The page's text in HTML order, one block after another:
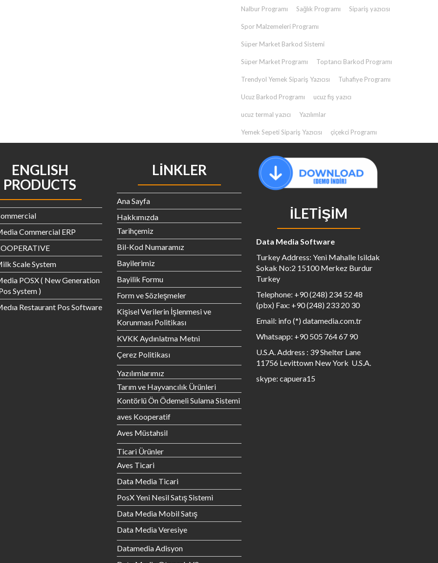
Nalbur Programı Sağlık Programı Sipariş yazıcısı
Spor Malzemeleri Programı
Süper Market Barkod Sistemi
Süper Market Programı Toptancı Barkod Programı
Trendyol Yemek Sipariş Yazıcısı Tuhafiye Programı
Ucuz Barkod Programı ucuz fiş yazıcı
ucuz termal yazıcı Yazılımlar
Yemek Sepeti Sipariş Yazıcısı çiçekci Programı
ENGLISH
PRODUCTS
Commercial ERP
Scale System
POSX ( New Generation
System )
Restaurant Pos Software
LINKLER
Ana Sayfa
Hakkımızda
Tarihçemiz
Bil-Kod Numaramız
Bayilerimiz
Bayilik Formu
Form ve Sözleşmeler
Kişisel Verilerin İşlenmesi ve
Korunması Politikası
KVKK Aydınlatma Metni
Çerez Politikası
Yazılımlarımız
Tarım ve Hayvancılık Ürünleri
Kontörlü Ön Ödemeli Sulama Sistemi
aves Kooperatif
Aves Müstahsil
Ticari Ürünler
Aves Ticari
Data Media Ticari
PosX Yeni Nesil Satış Sistemi
Data Media Mobil Satış
Data Media Veresiye
Datamedia Adisyon
İLETIŞIM
Data Media Software
Turkey Address: Yeni Mahalle Isildak
Sokak No:2 15100 Merkez Burdur
Turkey
Telephone: +90 (248) 234 52 48
(pbx) Fax: +90 (248) 233 20 30
Email: info (*) datamedia.com.tr
Whatsapp: +90 505 764 67 90
U.S.A. Address : 39 Shelter Lane
11756 Levittown New York U.S.A.
skype: capuera15